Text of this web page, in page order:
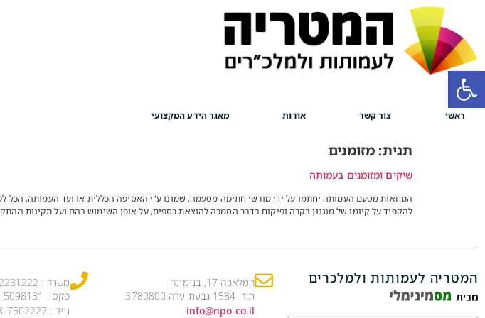
פתח סרגל נגישות
ראשי צור קשר אודות מאגר הידע המקצועי
תגית: מזומנים
שיקים ומזומנים בעמותה
המחאות מטעם העמותה יחתמו על ידי מורשי חתימה מטעמה, שמונו ע"י האסיפה הכללית או ועד העמותה,
להקפיד על קיומו של מנגנון בקרה ופיקוח בדבר הסמכה להוצאת כספים, על אופן השימוש בהם ועל תקינות
המטריה לעמותות ולמלכרים
המלאכה 17, בנימינה
ת.ד. 1584 גבעת עדה 3780800
info@npo.co.il
משרד : 077-2231222
פקס : 03-5098131
נייד : 058-7502227